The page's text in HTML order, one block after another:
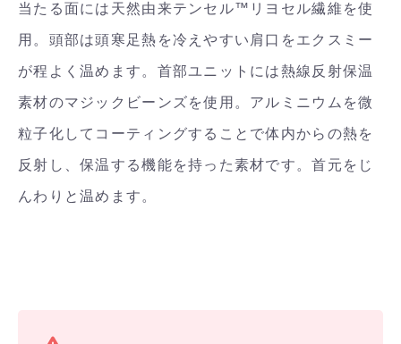
当たる面には天然由来テンセル™リヨセル繊維を使
用。頭部は頭寒足熱を冷えやすい肩口をエクスミー
が程よく温めます。首部ユニットには熱線反射保温
素材のマジックビーンズを使用。アルミニウムを微
粒子化してコーティングすることで体内からの熱を
反射し、保温する機能を持った素材です。首元をじ
んわりと温めます。